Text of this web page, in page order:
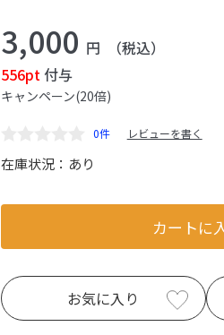
3,000 円
（税込）
556pt付与
キャンペーン(20倍)
0件 レビューを書く
在庫状況： あり
カートに
お気に入り